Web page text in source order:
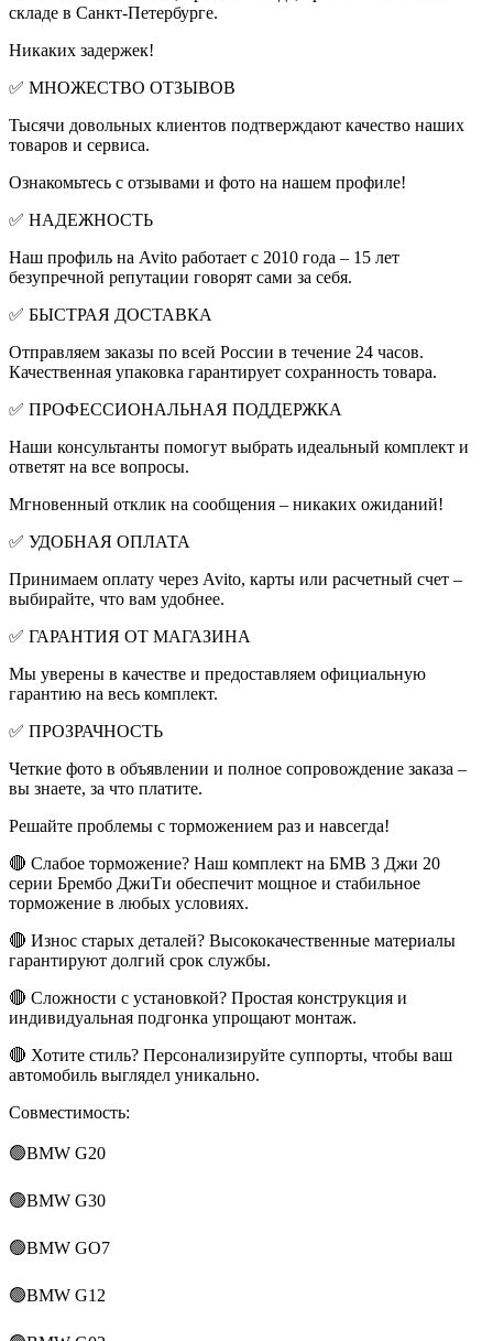
складе в Санкт-Петербурге.
Никаких задержек!
✅ МНОЖЕСТВО ОТЗЫВОВ
Тысячи довольных клиентов подтверждают качество наших
товаров и сервиса.
Ознакомьтесь с отзывами и фото на нашем профиле!
✅ НАДЕЖНОСТЬ
Наш профиль на Avito работает с 2010 года – 15 лет
безупречной репутации говорят сами за себя.
✅ БЫСТРАЯ ДОСТАВКА
Отправляем заказы по всей России в течение 24 часов.
Качественная упаковка гарантирует сохранность товара.
✅ ПРОФЕССИОНАЛЬНАЯ ПОДДЕРЖКА
Наши консультанты помогут выбрать идеальный комплект и
ответят на все вопросы.
Мгновенный отклик на сообщения – никаких ожиданий!
✅ УДОБНАЯ ОПЛАТА
Принимаем оплату через Avito, карты или расчетный счет –
выбирайте, что вам удобнее.
✅ ГАРАНТИЯ ОТ МАГАЗИНА
Мы уверены в качестве и предоставляем официальную
гарантию на весь комплект.
✅ ПРОЗРАЧНОСТЬ
Четкие фото в объявлении и полное сопровождение заказа –
вы знаете, за что платите.
Решайте проблемы с торможением раз и навсегда!
🔴 Слабое торможение? Наш комплект на БМВ 3 Джи 20
серии Брембо ДжиТи обеспечит мощное и стабильное
торможение в любых условиях.
🔴 Износ старых деталей? Высококачественные материалы
гарантируют долгий срок службы.
🔴 Сложности с установкой? Простая конструкция и
индивидуальная подгонка упрощают монтаж.
🔴 Хотите стиль? Персонализируйте суппорты, чтобы ваш
автомобиль выглядел уникально.
Совместимость:
🟢BMW G20
🟢BMW G30
🟢BMW GO7
🟢BMW G12